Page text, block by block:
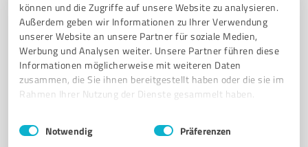
können und die Zugriffe auf unsere Website zu analysieren.
Außerdem geben wir Informationen zu Ihrer Verwendung
unserer Website an unsere Partner für soziale Medien,
Werbung und Analysen weiter. Unsere Partner führen diese
Informationen möglicherweise mit weiteren Daten
zusammen, die Sie ihnen bereitgestellt haben oder die sie im
Rahmen Ihrer Nutzung der Dienste gesammelt haben.
Impressum Datenschutzbestimmungen
Einwilligungsauswahl
Notwendig Präferenzen
Nagelstudios
O Branchen mit O
Optiker